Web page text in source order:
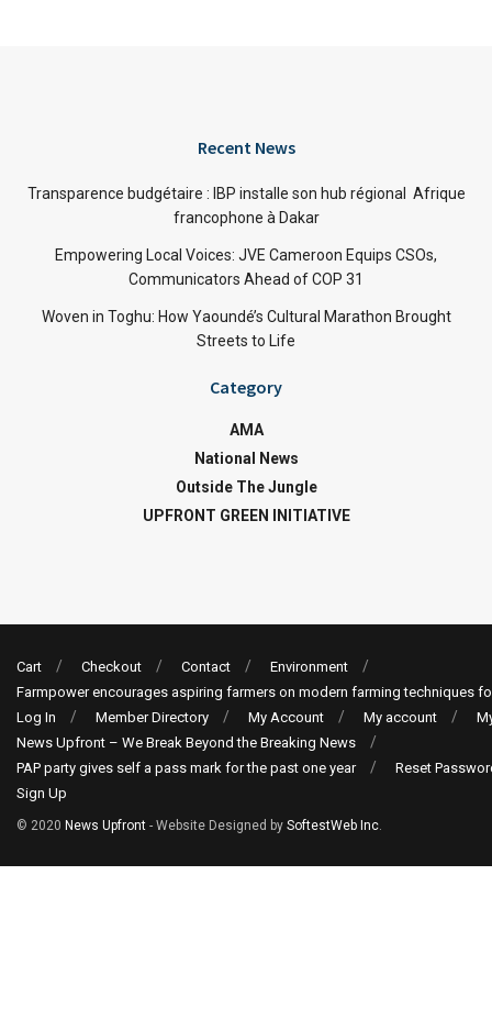
Recent News
Transparence budgétaire : IBP installe son hub régional Afrique
francophone à Dakar
Empowering Local Voices: JVE Cameroon Equips CSOs,
Communicators Ahead of COP 31
Woven in Toghu: How Yaoundé’s Cultural Marathon Brought
Streets to Life
Category
AMA
National News
Outside The Jungle
UPFRONT GREEN INITIATIVE
Cart Checkout Contact
Environment
Farmpower encourages aspiring farmers on modern farming techniques
Log In
Member Directory My Account My account
News Upfront – We Break Beyond the Breaking News
PAP party gives self a pass mark for the past one year
Reset
Sign Up
© 2020 News Upfront - Website Designed by SoftestWeb Inc.